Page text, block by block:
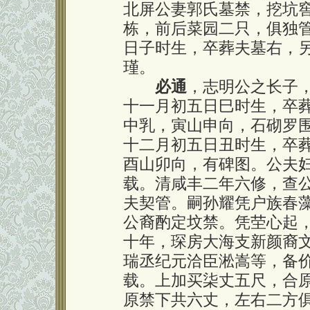
北屏公妻郭氏墓禁，挖坑
栋，前后菜园二只，俱独
日子时生，卒葬夫墓右，
瑾。
必通，志明公之长子
十一月初五日巳时生，卒
中乳，寅山申向，石砌罗
十二月初五日丑时生，卒
酉山卯向，有碑图。公夫
载。清咸丰二年六修，查
夫契管。嗣孙耀凭户族春
公裔酌定坟禁。凭茔心起
十年，琛房大海支新颜裔
瑞丞纪元洽臣淞嵩等，备
载。上加买柒丈五尺，合
原禁下共六丈，左右二方